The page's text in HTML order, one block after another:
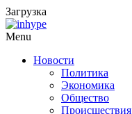
Загрузка
Menu
Новости
Политика
Экономика
Общество
Происшествия